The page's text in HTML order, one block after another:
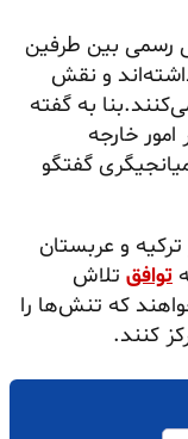
رسمی بین طرفین
و نقش
به گفته
خارجه
گفتگو
و عربستان
توافق تلاش
که تنش‌ها را
کنند.